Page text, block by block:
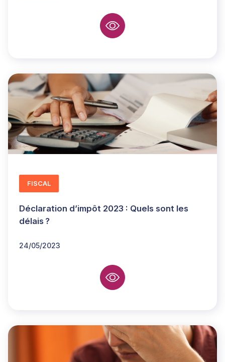
Déclaration d’impôt 2023 : Quels sont les
délais ?
24/05/2023
FISCAL